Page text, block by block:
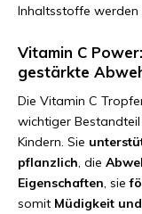
Inhaltsstoffe werden
Vitamin C
gestärkte
Die Vitamin C
wichtiger
Kindern. Sie
pflanzlich, die
Eigenschaften, sie
somit Müdigkeit